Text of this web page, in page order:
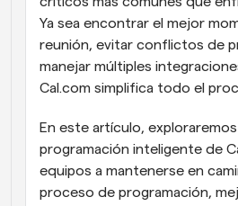
Ya sea encontrar el mejor
reunión, evitar conflictos de
manejar múltiples
Cal.com simplifica todo el
En este artículo,
programación inteligente de
equipos a mantenerse en
proceso de programación,